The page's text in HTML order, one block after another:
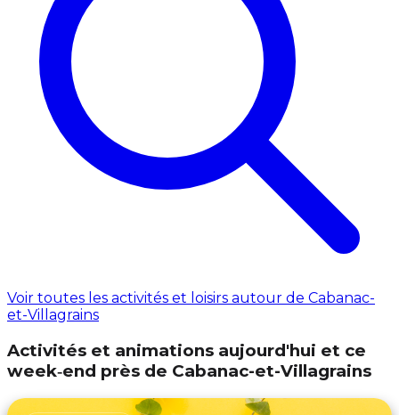
Voir toutes les activités et loisirs autour de Cabanac-
et-Villagrains
Activités et animations aujourd'hui et ce
week‑end près de Cabanac-et-Villagrains